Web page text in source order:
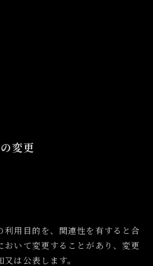
変更
利用目的を、関連性を有すると合
おいて変更することがあり、変更
は公表します。